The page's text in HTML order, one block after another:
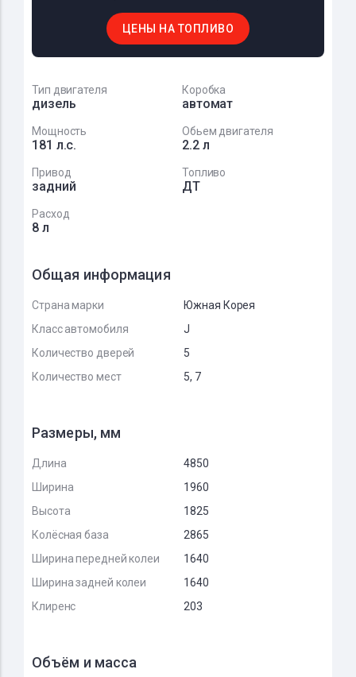
ЦЕНЫ НА ТОПЛИВО
Тип двигателя
дизель
Коробка
автомат
Мощность
181 л.с.
Обьем двигателя
2.2 л
Привод
задний
Топливо
ДТ
Расход
8 л
Общая информация
Страна марки
Южная Корея
Класс автомобиля
J
Количество дверей
5
Количество мест
5, 7
Размеры, мм
Длина
4850
Ширина
1960
Высота
1825
Колёсная база
2865
Ширина передней колеи
1640
Ширина задней колеи
1640
Клиренс
203
Объём и масса